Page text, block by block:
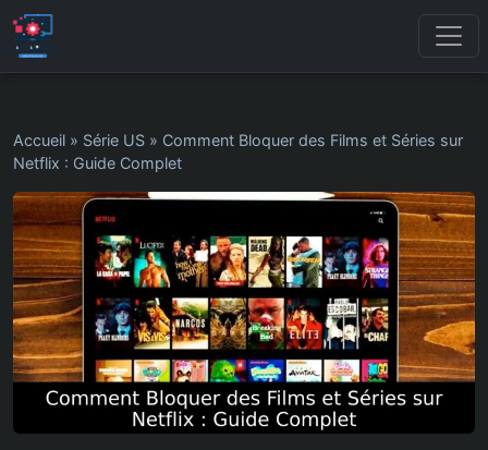
Accueil » Série US » Comment Bloquer des Films et Séries sur
Netflix : Guide Complet